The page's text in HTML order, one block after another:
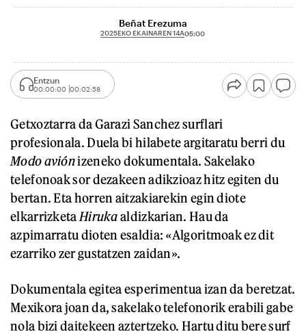
Beñat Erezuma
2025EKO EKAINAREN 14A05:00
Entzun
00:00:00 00:02:58
Getxoztarra da Garazi Sanchez surflari
profesionala. Duela bi hilabete argitaratu berri du
Modo aviónizeneko dokumentala. Sakelako
telefonoak sor dezakeen adikzioaz hitz egiten du
bertan. Eta horren aitzakiarekin egin diote
elkarrizketa Hirukaaldizkarian. Hau da
azpimarratu dioten esaldia: «Algoritmoak ez dit
ezarriko zer gustatzen zaidan».
Dokumentala egitea esperimentua izan da beretzat.
Mexikora joan da, sakelako telefonorik erabili gabe
nola bizi daitekeen aztertzeko. Hartu ditu bere surf